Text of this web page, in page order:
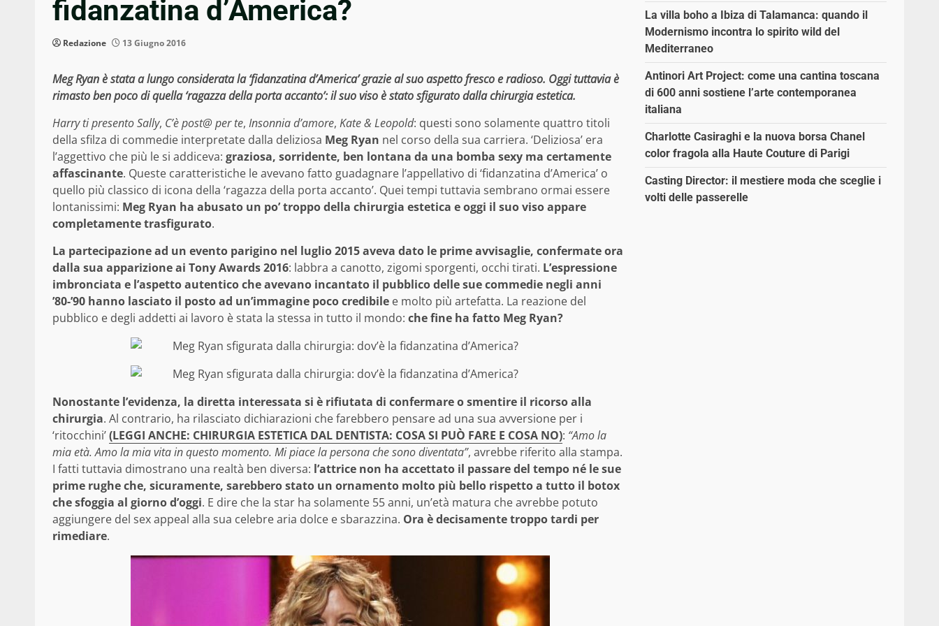
fidanzatina d’America?
Redazione 13 Giugno 2016
Meg Ryan è stata a lungo considerata la ‘fidanzatina d’America’ grazie al suo aspetto fresco e radioso. Oggi tuttavia è
rimasto ben poco di quella ‘ragazza della porta accanto’: il suo viso è stato sfigurato dalla chirurgia estetica.
Harry ti presento Sally, C’è post@ per te, Insonnia d’amore, Kate & Leopold: questi sono solamente quattro titoli
della sfilza di commedie interpretate dalla deliziosa Meg Ryan nel corso della sua carriera. ‘Deliziosa’ era
l’aggettivo che più le si addiceva: graziosa, sorridente, ben lontana da una bomba sexy ma certamente
affascinante. Queste caratteristiche le avevano fatto guadagnare l’appellativo di ‘fidanzatina d’America’ o
quello più classico di icona della ‘ragazza della porta accanto’. Quei tempi tuttavia sembrano ormai essere
lontanissimi: Meg Ryan ha abusato un po’ troppo della chirurgia estetica e oggi il suo viso appare
completamente trasfigurato.
La partecipazione ad un evento parigino nel luglio 2015 aveva dato le prime avvisaglie, confermate ora
dalla sua apparizione ai Tony Awards 2016: labbra a canotto, zigomi sporgenti, occhi tirati. L’espressione
imbronciata e l’aspetto autentico che avevano incantato il pubblico delle sue commedie negli anni
’80-’90 hanno lasciato il posto ad un’immagine poco credibile e molto più artefatta. La reazione del
pubblico e degli addetti ai lavoro è stata la stessa in tutto il mondo: che fine ha fatto Meg Ryan?
Nonostante l’evidenza, la diretta interessata si è rifiutata di confermare o smentire il ricorso alla
chirurgia. Al contrario, ha rilasciato dichiarazioni che farebbero pensare ad una sua avversione per i
‘ritocchini’(LEGGI ANCHE: CHIRURGIA ESTETICA DAL DENTISTA: COSA SI PUÒ FARE E COSA NO): “Amo la
mia età. Amo la mia vita in questo momento. Mi piace la persona che sono diventata”, avrebbe riferito alla stampa.
I fatti tuttavia dimostrano una realtà ben diversa: l’attrice non ha accettato il passare del tempo né le sue
prime rughe che, sicuramente, sarebbero stato un ornamento molto più bello rispetto a tutto il botox
che sfoggia al giorno d’oggi. E dire che la star ha solamente 55 anni, un’età matura che avrebbe potuto
aggiungere del sex appeal alla sua celebre aria dolce e sbarazzina. Ora è decisamente troppo tardi per
rimediare.
La villa boho a Ibiza di Talamanca: quando il
Modernismo incontra lo spirito wild del
Mediterraneo
Antinori Art Project: come una cantina toscana
di 600 anni sostiene l’arte contemporanea
italiana
Charlotte Casiraghi e la nuova borsa Chanel
color fragola alla Haute Couture di Parigi
Casting Director: il mestiere moda che sceglie i
volti delle passerelle